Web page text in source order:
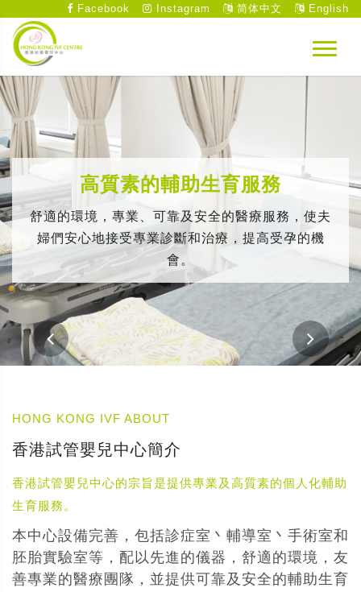
Facebook Instagram 简体中文 English
高質素的輔助生育服務
舒適的環境，專業、可靠及安全的醫療服務，使夫
婦們安心地接受專業診斷和治療，提高受孕的機
會。
HONG KONG IVF ABOUT
香港試管嬰兒中心簡介
香港試管嬰兒中心的宗旨是提供專業及高質素的個人化輔助
生育服務。
本中心設備完善，包括診症室丶輔導室丶手術室和
胚胎實驗室等，配以先進的儀器，舒適的環境，友
善專業的醫療團隊，並提供可靠及安全的輔助生育